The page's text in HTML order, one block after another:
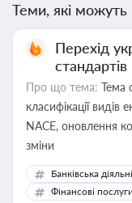
Теми, які можуть
Перехід
Про що тема: Тема
класифікації видів
NACE, оновлення
зміни
Банківська
Фінансові послуги